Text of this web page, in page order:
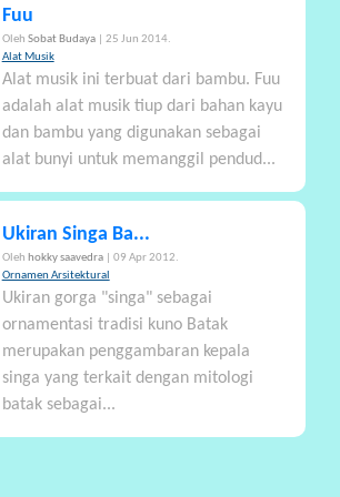
Fuu
Oleh Sobat Budaya
| 25 Jun 2014.
Alat Musik
Alat musik ini terbuat dari bambu. Fuu
adalah alat musik tiup dari bahan kayu
dan bambu yang digunakan sebagai
alat bunyi untuk memanggil pendud...
Ukiran Singa Ba...
Oleh hokky saavedra
| 09 Apr 2012.
Ornamen Arsitektural
Ukiran gorga "singa" sebagai
ornamentasi tradisi kuno Batak
merupakan penggambaran kepala
singa yang terkait dengan mitologi
batak sebagai...